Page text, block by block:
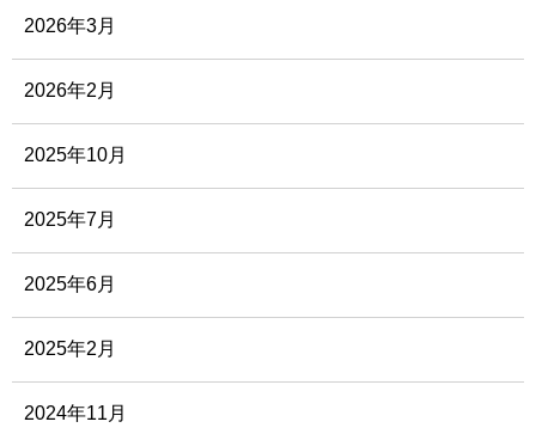
2026年3月
2026年2月
2025年10月
2025年7月
2025年6月
2025年2月
2024年11月